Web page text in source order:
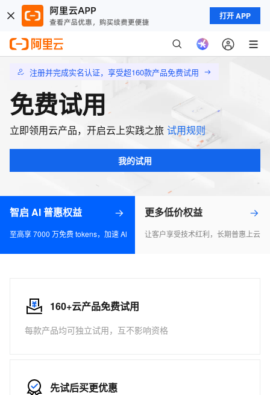
打开 APP
注册并完成实名认证，享受超160款产品免费试用
免费试用
立即领用云产品，开启云上实践之旅 试用规则
我的试用
智启 AI 普惠权益
至高享 7000 万免费 tokens，加速 Al 应用落地
更多低价权益
让客户享受技术红利，长期普惠上云
160+云产品免费试用
每款产品均可独立试用，互不影响资格
先试后买更优惠